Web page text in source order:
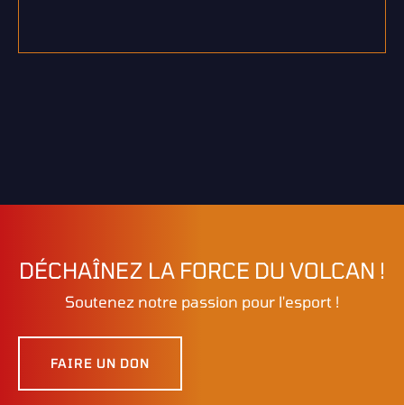
DÉCHAÎNEZ LA FORCE DU VOLCAN !
Soutenez notre passion pour l'esport !
FAIRE UN DON